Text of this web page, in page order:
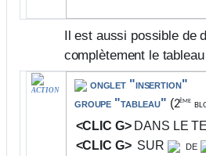
Il est aussi possible de
complètement le tableau
ACTION
onglet "insertion"
groupe "tableau" (2ème
<CLIC G> DANS LE
<CLIC G> SUR
de